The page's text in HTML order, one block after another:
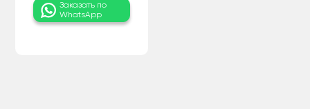
Заказать по
WhatsApp